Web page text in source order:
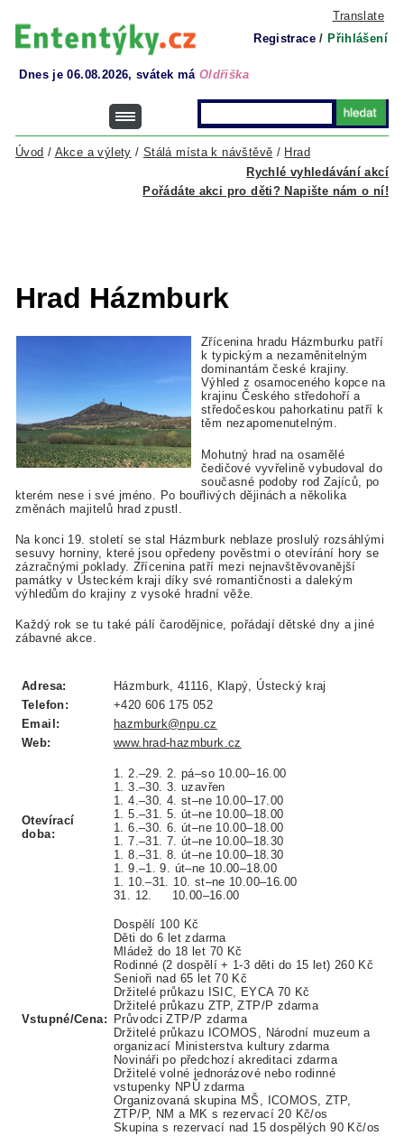
Translate
Registrace / Přihlášení
Dnes je 06.08.2026, svátek má Oldřiška
Rychlé vyhledávání akcí
Úvod / Akce a výlety / Stálá místa k návštěvě / Hrad
Pořádáte akci pro děti? Napište nám o ní!
Hrad Házmburk
Zřícenina hradu Házmburku patří
k typickým a nezaměnitelným
dominantám české krajiny.
Výhled z osamoceného kopce na
krajinu Českého středohoří a
středočeskou pahorkatinu patří k
těm nezapomenutelným.
Mohutný hrad na osamělé
čedičové vyvřelině vybudoval do
současné podoby rod Zajíců, po
kterém nese i své jméno. Po bouřlivých dějinách a několika
změnách majitelů hrad zpustl.
Na konci 19. století se stal Házmburk neblaze proslulý rozsáhlými
sesuvy horniny, které jsou opředeny pověstmi o otevírání hory se
zázračnými poklady. Zřícenina patří mezi nejnavštěvovanější
památky v Ústeckém kraji díky své romantičnosti a dalekým
výhledům do krajiny z vysoké hradní věže.
Každý rok se tu také pálí čarodějnice, pořádají dětské dny a jiné
zábavné akce.
Adresa:
Házmburk, 41116, Klapý, Ústecký kraj
Telefon:
+420 606 175 052
Email:
hazmburk@npu.cz
Web:
www.hrad-hazmburk.cz
Otevírací
doba:
1. 2.–29. 2. pá–so 10.00–16.00
1. 3.–30. 3. uzavřen
1. 4.–30. 4. st–ne 10.00–17.00
1. 5.–31. 5. út–ne 10.00–18.00
1. 6.–30. 6. út–ne 10.00–18.00
1. 7.–31. 7. út–ne 10.00–18.30
1. 8.–31. 8. út–ne 10.00–18.30
1. 9.–1. 9. út–ne 10.00–18.00
1. 10.–31. 10. st–ne 10.00–16.00
31. 12. 10.00–16.00
Vstupné/Cena:
Dospělí 100 Kč
Děti do 6 let zdarma
Mládež do 18 let 70 Kč
Rodinné (2 dospělí + 1-3 děti do 15 let) 260 Kč
Senioři nad 65 let 70 Kč
Držitelé průkazu ISIC, EYCA 70 Kč
Držitelé průkazu ZTP, ZTP/P zdarma
Průvodci ZTP/P zdarma
Držitelé průkazu ICOMOS, Národní muzeum a
organizací Ministerstva kultury zdarma
Novináři po předchozí akreditaci zdarma
Držitelé volné jednorázové nebo rodinné
vstupenky NPÚ zdarma
Organizovaná skupina MŠ, ICOMOS, ZTP,
ZTP/P, NM a MK s rezervací 20 Kč/os
Skupina s rezervací nad 15 dospělých 90 Kč/os